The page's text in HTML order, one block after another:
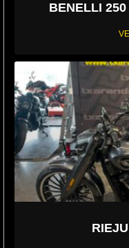
BENELLI